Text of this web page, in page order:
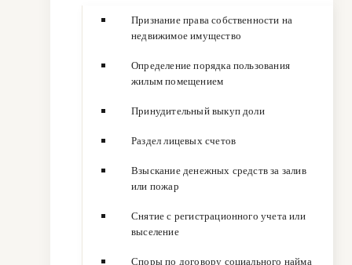
Признание права собственности на
недвижимое имущество
Определение порядка пользования
жилым помещением
Принудительный выкуп доли
Раздел лицевых счетов
Взыскание денежных средств за залив
или пожар
Снятие с регистрационного учета или
выселение
Споры по договору социального найма